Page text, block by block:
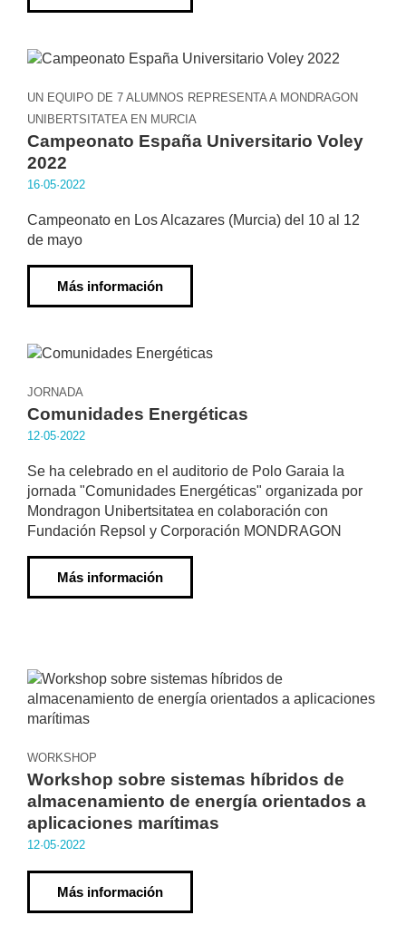
UN EQUIPO DE 7 ALUMNOS REPRESENTA A MONDRAGON
UNIBERTSITATEA EN MURCIA
Campeonato España Universitario Voley
2022
16·05·2022
Campeonato en Los Alcazares (Murcia) del 10 al 12
de mayo
Más información
JORNADA
Comunidades Energéticas
12·05·2022
Se ha celebrado en el auditorio de Polo Garaia la
jornada "Comunidades Energéticas" organizada por
Mondragon Unibertsitatea en colaboración con
Fundación Repsol y Corporación MONDRAGON
Más información
WORKSHOP
Workshop sobre sistemas híbridos de
almacenamiento de energía orientados a
aplicaciones marítimas
12·05·2022
Más información